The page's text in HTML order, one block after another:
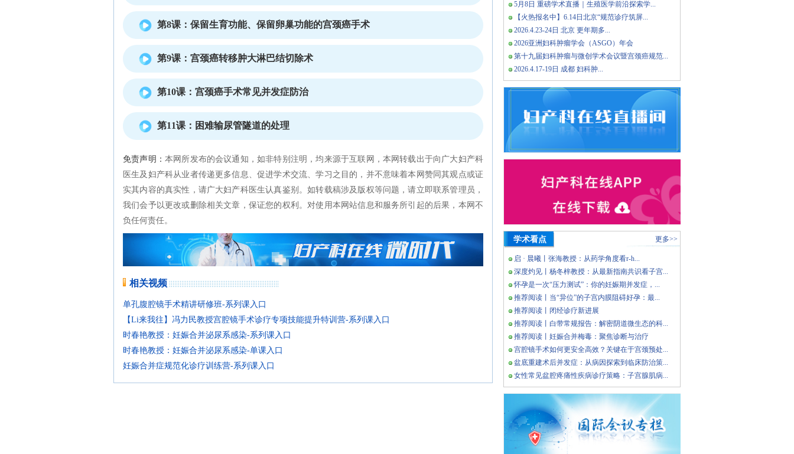
第8课：保留生育功能、保留卵巢功能的宫颈癌手术
第9课：宫颈癌转移肿大淋巴结切除术
第10课：宫颈癌手术常见并发症防治
第11课：困难输尿管隧道的处理
免责声明： 本网所发布的会议通知，如非特别注明，均来源于互联网，本网转载出于向广大妇产科
医生及妇产科从业者传递更多信息、促进学术交流、学习之目的，并不意味着本网赞同其观点或证
实其内容的真实性，请广大妇产科医生认真鉴别。如转载稿涉及版权等问题，请立即联系管理员，
我们会予以更改或删除相关文章，保证您的权利。对使用本网站信息和服务所引起的后果，本网不
负任何责任。
相关视频
单孔腹腔镜手术精讲研修班-系列课入口
【Li来我往】冯力民教授宫腔镜手术诊疗专项技能提升特训营-系列课入口
时春艳教授：妊娠合并泌尿系感染-系列课入口
时春艳教授：妊娠合并泌尿系感染-单课入口
妊娠合并症规范化诊疗训练营-系列课入口
5月8日 重磅学术直播｜生殖医学前沿探索学...
【火热报名中】6.14日北京“规范诊疗筑屏...
2026.4.23-24日 北京 更年期多...
2026亚洲妇科肿瘤学会（ASGO）年会
第十九届妇科肿瘤与微创学术会议暨宫颈癌规范...
2026.4.17-19日 成都 妇科肿...
学术看点 更多>>
启 · 晨曦丨张海教授：从药学角度看r-h...
深度灼见丨杨冬梓教授：从最新指南共识看子宫...
怀孕是一次“压力测试”：你的妊娠期并发症，...
推荐阅读丨当“异位”的子宫内膜阻碍好孕：最...
推荐阅读丨闭经诊疗新进展
推荐阅读丨白带常规报告：解密阴道微生态的科...
推荐阅读丨妊娠合并梅毒：聚焦诊断与治疗
宫腔镜手术如何更安全高效？关键在于宫颈预处...
盆底重建术后并发症：从病因探索到临床防治策...
女性常见盆腔疼痛性疾病诊疗策略：子宫腺肌病...